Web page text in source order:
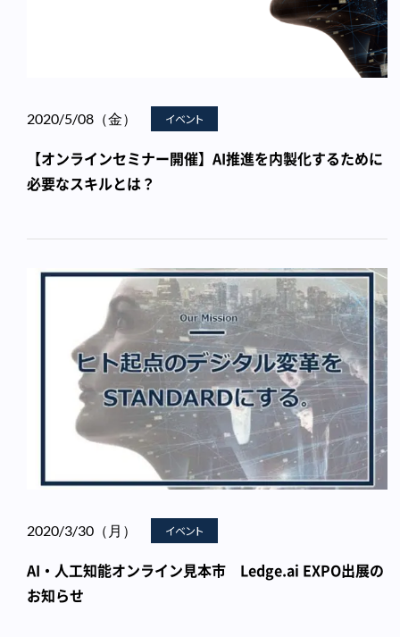
2020/5/08（金） イベント
【オンラインセミナー開催】AI推進を内製化するために
必要なスキルとは？
2020/3/30（月） イベント
AI・人工知能オンライン見本市 Ledge.ai EXPO出展の
お知らせ